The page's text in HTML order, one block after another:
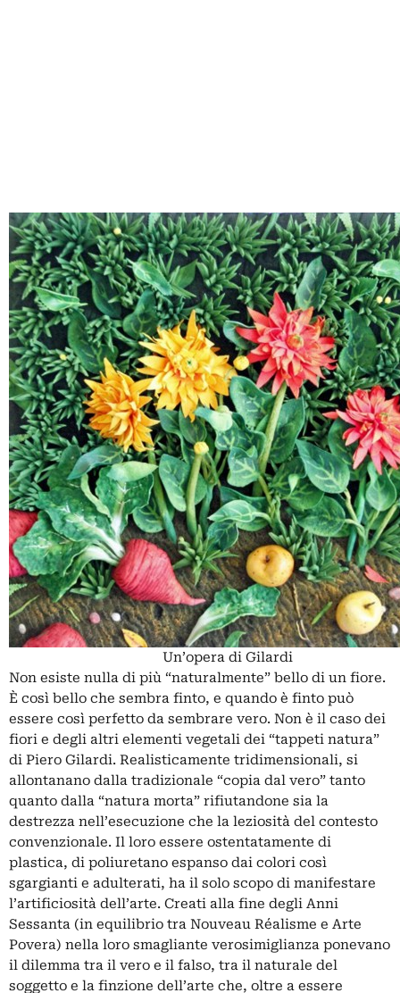
Un’opera di Gilardi
Non esiste nulla di più “naturalmente” bello di un fiore.
È così bello che sembra finto, e quando è finto può
essere così perfetto da sembrare vero. Non è il caso dei
fiori e degli altri elementi vegetali dei “tappeti natura”
di Piero Gilardi. Realisticamente tridimensionali, si
allontanano dalla tradizionale “copia dal vero” tanto
quanto dalla “natura morta” rifiutandone sia la
destrezza nell’esecuzione che la leziosità del contesto
convenzionale. Il loro essere ostentatamente di
plastica, di poliuretano espanso dai colori così
sgargianti e adulterati, ha il solo scopo di manifestare
l’artificiosità dell’arte. Creati alla fine degli Anni
Sessanta (in equilibrio tra Nouveau Réalisme e Arte
Povera) nella loro smagliante verosimiglianza ponevano
il dilemma tra il vero e il falso, tra il naturale del
soggetto e la finzione dell’arte che, oltre a essere